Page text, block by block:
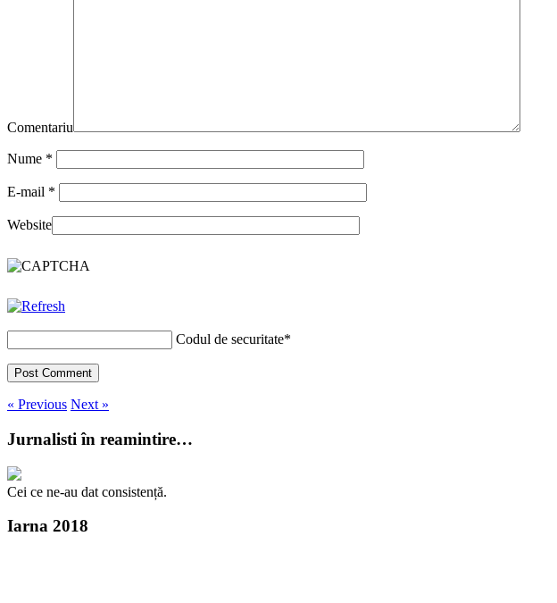
Comentariu
Nume *
E-mail *
Website
Codul de securitate*
« Previous Next »
Jurnalisti în reamintire…
Cei ce ne-au dat consistență.
Iarna 2018